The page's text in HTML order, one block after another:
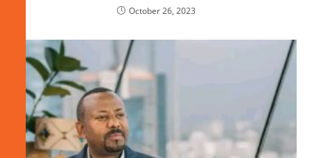
October 26, 2023